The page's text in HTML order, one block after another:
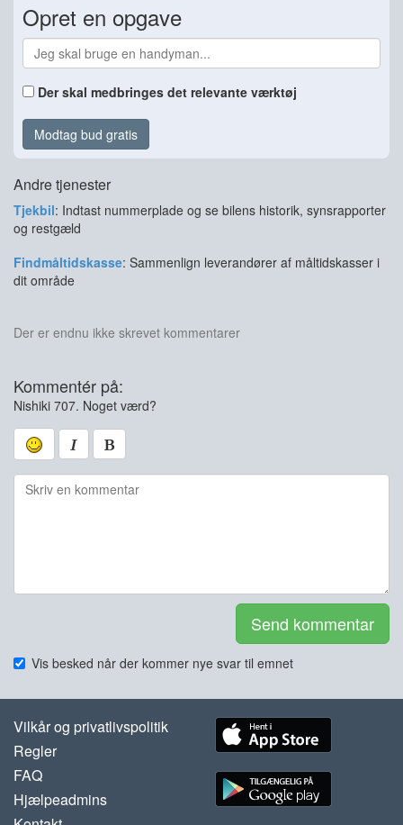
Opret en opgave
Der skal medbringes det relevante værktøj
Modtag bud gratis
Andre tjenester
Tjekbil: Indtast nummerplade og se bilens historik, synsrapporter
og restgæld
Findmåltidskasse: Sammenlign leverandører af måltidskasser i
dit område
Der er endnu ikke skrevet kommentarer
Kommentér på:
Nishiki 707. Noget værd?
Send kommentar
Vis besked når der kommer nye svar til emnet
Vilkår og privatlivspolitik
Regler
FAQ
Hjælpeadmins